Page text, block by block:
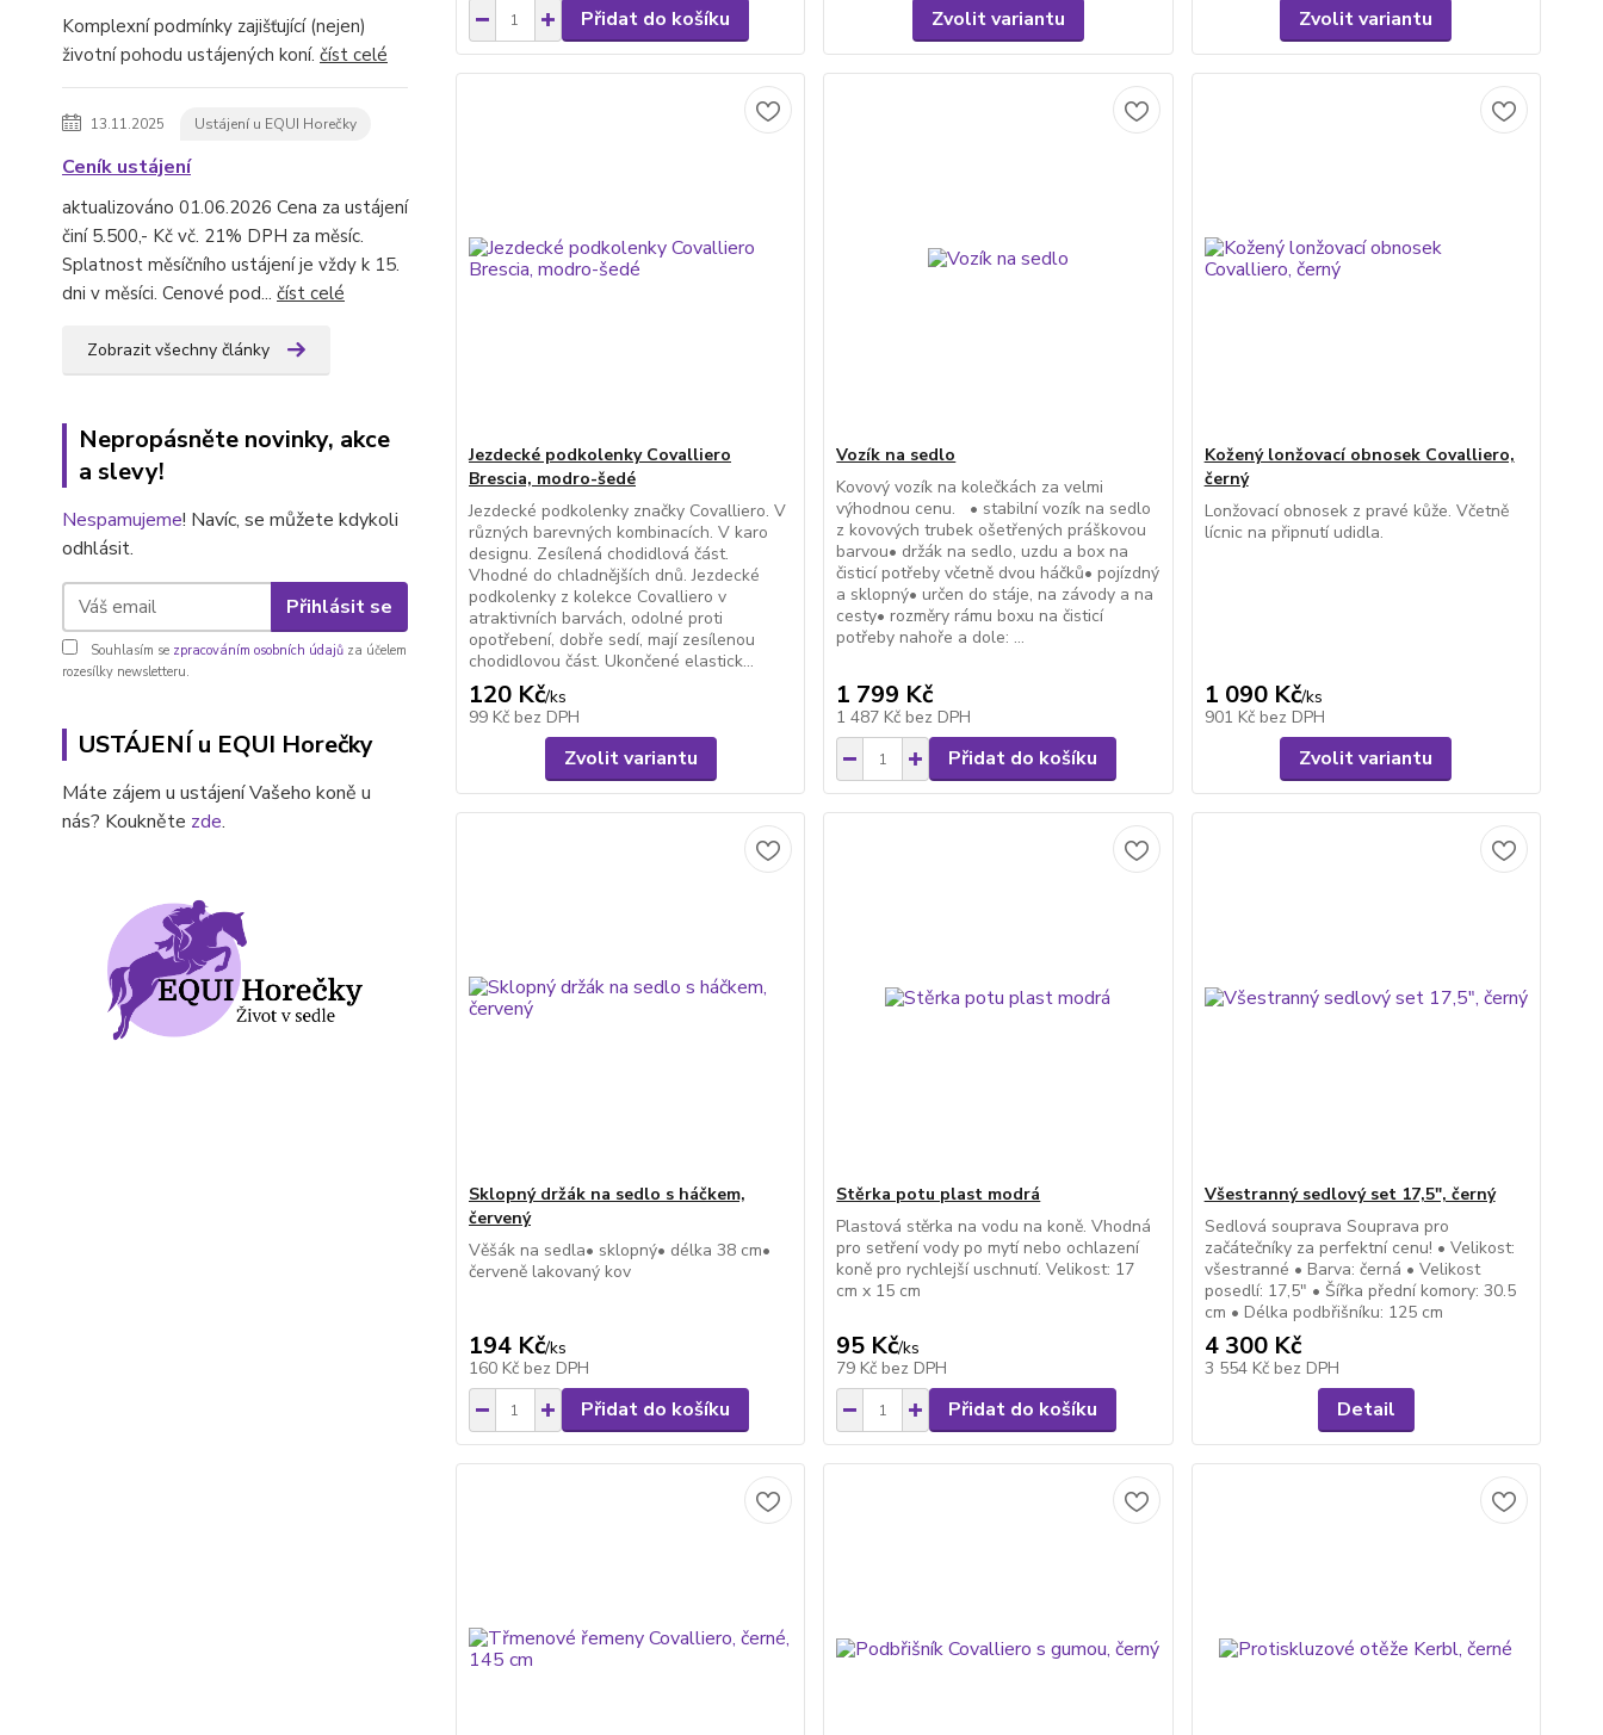
Komplexní podmínky zajišťující (nejen)
životní pohodu ustájených koní. číst celé
13.11.2025 Ustájení u EQUI Horečky
Ceník ustájení
aktualizováno 01.06.2026 Cena za ustájení
činí 5.500,- Kč vč. 21% DPH za měsíc.
Splatnost měsíčního ustájení je vždy k 15.
dni v měsíci. Cenové pod... číst celé
Zobrazit všechny články
Nepropásněte novinky, akce
a slevy!
Nespamujeme! Navíc, se můžete kdykoli
odhlásit.
Přihlásit se
Souhlasím se zpracováním osobních údajů za účelem
rozesílky newsletteru.
USTÁJENÍ u EQUI Horečky
Máte zájem u ustájení Vašeho koně u
nás? Koukněte zde.
Přidat do košíku Zvolit variantu Zvolit variantu
Jezdecké podkolenky Covalliero
Brescia, modro-šedé
Jezdecké podkolenky značky Covalliero. V
různých barevných kombinacích. V karo
designu. Zesílená chodidlová část.
Vhodné do chladnějších dnů. Jezdecké
podkolenky z kolekce Covalliero v
atraktivních barvách, odolné proti
opotřebení, dobře sedí, mají zesílenou
chodidlovou část. Ukončené elastick...
120 Kč/ks
99 Kč bez DPH
Zvolit variantu
Vozík na sedlo
Kovový vozík na kolečkách za velmi
výhodnou cenu. • stabilní vozík na sedlo
z kovových trubek ošetřených práškovou
barvou• držák na sedlo, uzdu a box na
čisticí potřeby včetně dvou háčků• pojízdný
a sklopný• určen do stáje, na závody a na
cesty• rozměry rámu boxu na čisticí
potřeby nahoře a dole: ...
1 799 Kč
1 487 Kč bez DPH
Přidat do košíku
Kožený lonžovací obnosek Covalliero,
černý
Lonžovací obnosek z pravé kůže. Včetně
lícnic na připnutí udidla.
1 090 Kč/ks
901 Kč bez DPH
Zvolit variantu
Sklopný držák na sedlo s háčkem,
červený
Věšák na sedla• sklopný• délka 38 cm•
červeně lakovaný kov
194 Kč/ks
160 Kč bez DPH
Přidat do košíku
Stěrka potu plast modrá
Plastová stěrka na vodu na koně. Vhodná
pro setření vody po mytí nebo ochlazení
koně pro rychlejší uschnutí. Velikost: 17
cm x 15 cm
95 Kč/ks
79 Kč bez DPH
Přidat do košíku
Všestranný sedlový set 17,5", černý
Sedlová souprava Souprava pro
začátečníky za perfektní cenu! • Velikost:
všestranné • Barva: černá • Velikost
posedlí: 17,5" • Šířka přední komory: 30.5
cm • Délka podbřišníku: 125 cm
4 300 Kč
3 554 Kč bez DPH
Detail